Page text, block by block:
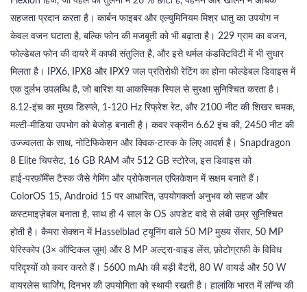
सहजता प्रदान करता है। कार्बन फाइबर और एल्युमिनियम मिश्र धातु का उपयोग न
केवल वजन घटाता है, बल्कि फोन की मजबूती को भी बढ़ाता है। 229 ग्राम का वजन,
फोल्डेबल फोन की दायरे में काफी संतुलित है, और इसे थर्मल कंडक्टिविटी में भी सुधार
मिलता है। IPX6, IPX8 और IPX9 जल प्रतिरोधी रेटिंग का होना फोल्डेबल डिवाइस में
एक दुर्लभ उपलब्धि है, जो बारिश या आकस्मिक स्पिल से सुरक्षा सुनिश्चित करता है।
8.12‑इंच का मुख्य डिस्प्ले, 1‑120 Hz रिफ्रेश रेट, और 2100 नीट की शिखर चमक,
मल्टी‑मीडिया उपभोग को बेजोड़ बनाती है। कवर स्क्रीन 6.62 इंच की, 2450 नीट की
उज्ज्वलता के साथ, नोटिफिकेशन और क्विक‑टास्क के लिए आदर्श है। Snapdragon
8 Elite चिपसेट, 16 GB RAM और 512 GB स्टोरेज, इस डिवाइस को
हाई‑परफ़ॉर्मेंस टैस्क जैसे गेमिंग और प्रोफेशनल एप्लिकेशन में सक्षम बनाते हैं।
ColorOS 15, Android 15 पर आधारित, उपयोगकर्ता अनुभव को सहज और
कस्टमाइज़ेबल बनाता है, साथ ही 4 साल के OS अपडेट वादे से लंबी उम्र सुनिश्चित
होती है। कैमरा सेक्शन में Hasselblad ट्यूनिंग वाले 50 MP मुख्य सेंसर, 50 MP
पेरिस्कोप (3× ऑप्टिकल ज़ूम) और 8 MP अल्ट्रा‑वाइड लेंस, फ़ोटोग्राफी के विविध
परिदृश्यों को कवर करते हैं। 5600 mAh की बड़ी बैटरी, 80 W वायर्ड और 50 W
वायरलेस चार्जिंग, दिनभर की उपयोगिता को स्थायी रखती है। हालांकि भारत में लॉन्च की